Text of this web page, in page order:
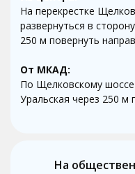
На перекрестке
развернуться в
250 м повернуть
От МКАД:
По Щелковскому шоссе
Уральская через 250 м
На